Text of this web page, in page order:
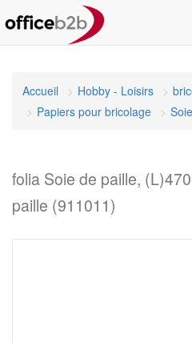
Accueil
Hobby - Loisirs
Papiers pour bricolage
folia Soie de paille,
paille (911011)